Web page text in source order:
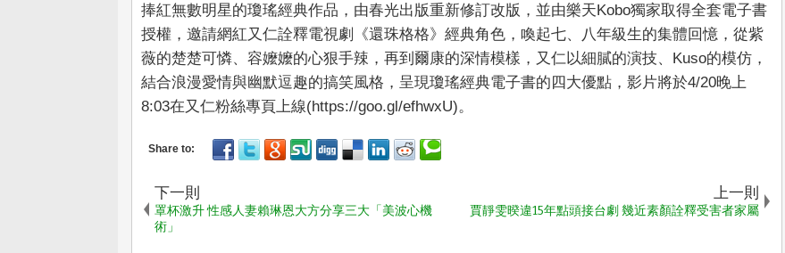
捧紅無數明星的瓊瑤經典作品，由春光出版重新修訂改版，並由樂天Kobo獨家取得全套電子書
授權，邀請網紅又仁詮釋電視劇《還珠格格》經典角色，喚起七、八年級生的集體回憶，從紫
薇的楚楚可憐、容嬤嬤的心狠手辣，再到爾康的深情模樣，又仁以細膩的演技、Kuso的模仿，
結合浪漫愛情與幽默逗趣的搞笑風格，呈現瓊瑤經典電子書的四大優點，影片將於4/20晚上
8:03在又仁粉絲專頁上線(https://goo.gl/efhwxU)。
下一則
罩杯激升 性感人妻賴琳恩大方分享三大「美波心機
術」
上一則
賈靜雯暌違15年點頭接台劇 幾近素顏詮釋受害者家屬